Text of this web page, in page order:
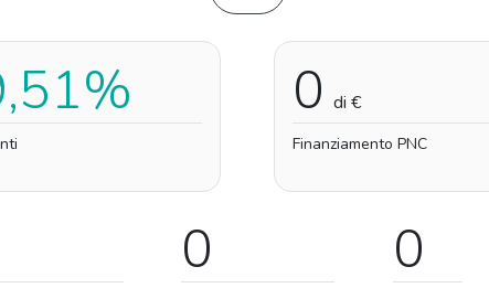
0 di €
Finanziamento PNC
0 0